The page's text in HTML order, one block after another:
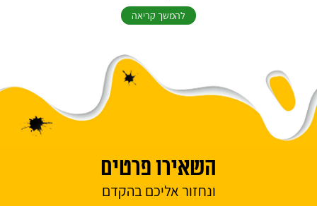
להמשך קריאה
השאירו פרטים
ונחזור אליכם בהקדם